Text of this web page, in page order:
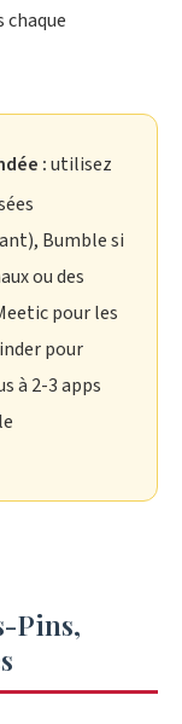
:utilisez
Bumble si
ou des
pour les
pour
à 2-3 apps
Pins,